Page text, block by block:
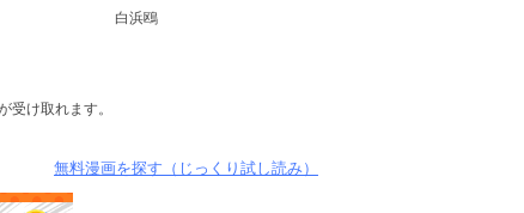
白浜鴎
受け取れます。
無料漫画を探す（じっくり試し読み）